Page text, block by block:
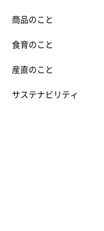
商品のこと
食育のこと
産直のこと
サステナビリティ